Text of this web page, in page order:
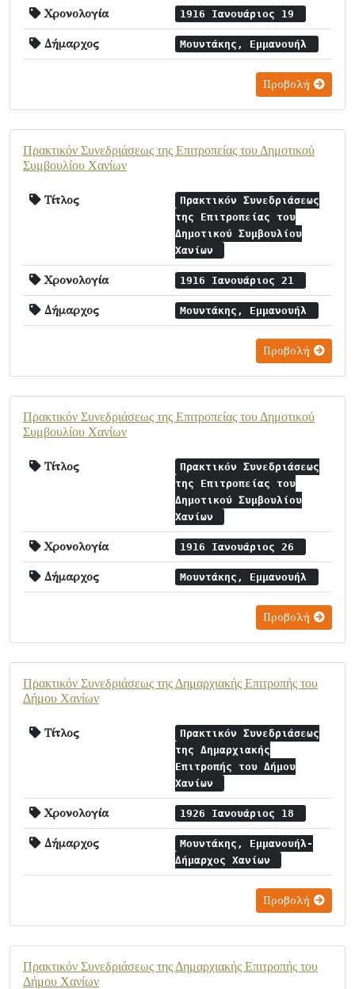
Χρονολογία 1916 Ιανουάριος 19
Δήμαρχος Μουντάκης, Εμμανουήλ
Προβολή
Πρακτικόν Συνεδριάσεως της Επιτροπείας του Δημοτικού
Συμβουλίου Χανίων
Τίτλος
Πρακτικόν Συνεδριάσεως
της Επιτροπείας του
Δημοτικού Συμβουλίου
Χανίων
Χρονολογία 1916 Ιανουάριος 21
Δήμαρχος Μουντάκης, Εμμανουήλ
Προβολή
Πρακτικόν Συνεδριάσεως της Επιτροπείας του Δημοτικού
Συμβουλίου Χανίων
Τίτλος
Πρακτικόν Συνεδριάσεως
της Επιτροπείας του
Δημοτικού Συμβουλίου
Χανίων
Χρονολογία 1916 Ιανουάριος 26
Δήμαρχος Μουντάκης, Εμμανουήλ
Προβολή
Πρακτικόν Συνεδριάσεως της Δημαρχιακής Επιτροπής του
Δήμου Χανίων
Τίτλος
Πρακτικόν Συνεδριάσεως
της Δημαρχιακής
Επιτροπής του Δήμου
Χανίων
Χρονολογία 1926 Ιανουάριος 18
Δήμαρχος
Μουντάκης, Εμμανουήλ-
Δήμαρχος Χανίων
Προβολή
Πρακτικόν Συνεδριάσεως της Δημαρχιακής Επιτροπής του
Δήμου Χανίων